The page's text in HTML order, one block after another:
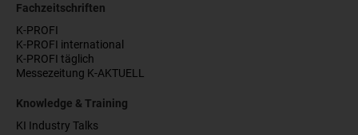
Fachzeitschriften
K-PROFI
K-PROFI international
K-PROFI täglich
Messezeitung K-AKTUELL
Knowledge & Training
KI Industry Talks